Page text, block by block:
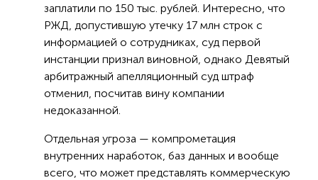
заплатили по 150 тыс. рублей. Интересно, что
РЖД, допустившую утечку 17 млн строк с
информацией о сотрудниках, суд первой
инстанции признал виновной, однако Девятый
арбитражный апелляционный суд штраф
отменил, посчитав вину компании
недоказанной.
Отдельная угроза — компрометация
внутренних наработок, баз данных и вообще
всего, что может представлять коммерческую